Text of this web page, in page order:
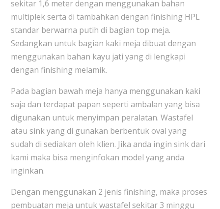
sekitar 1,6 meter dengan menggunakan bahan
multiplek serta di tambahkan dengan finishing HPL
standar berwarna putih di bagian top meja.
Sedangkan untuk bagian kaki meja dibuat dengan
menggunakan bahan kayu jati yang di lengkapi
dengan finishing melamik.
Pada bagian bawah meja hanya menggunakan kaki
saja dan terdapat papan seperti ambalan yang bisa
digunakan untuk menyimpan peralatan. Wastafel
atau sink yang di gunakan berbentuk oval yang
sudah di sediakan oleh klien. Jika anda ingin sink dari
kami maka bisa menginfokan model yang anda
inginkan.
Dengan menggunakan 2 jenis finishing, maka proses
pembuatan meja untuk wastafel sekitar 3 minggu